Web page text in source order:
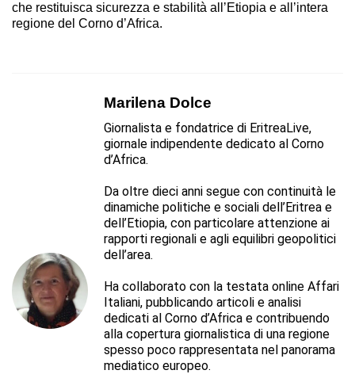
che restituisca sicurezza e stabilità all’Etiopia e all’intera
regione del Corno d’Africa.
Marilena Dolce
Giornalista e fondatrice di EritreaLive,
giornale indipendente dedicato al Corno
d’Africa.
Da oltre dieci anni segue con continuità le
dinamiche politiche e sociali dell’Eritrea e
dell’Etiopia, con particolare attenzione ai
rapporti regionali e agli equilibri geopolitici
dell’area.
Ha collaborato con la testata online Affari
Italiani, pubblicando articoli e analisi
dedicati al Corno d’Africa e contribuendo
alla copertura giornalistica di una regione
spesso poco rappresentata nel panorama
mediatico europeo.